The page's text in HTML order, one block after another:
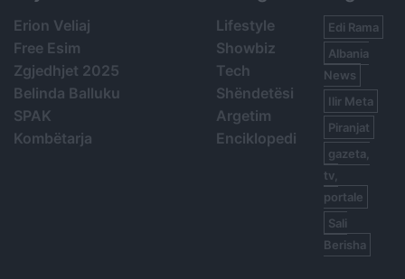
Erion Veliaj
Free Esim
Zgjedhjet 2025
Belinda Balluku
SPAK
Kombëtarja
Lifestyle
Showbiz
Tech
Shëndetësi
Argetim
Enciklopedi
Edi Rama
Albania
News
Ilir Meta
Piranjat
gazeta,
tv,
portale
Sali
Berisha